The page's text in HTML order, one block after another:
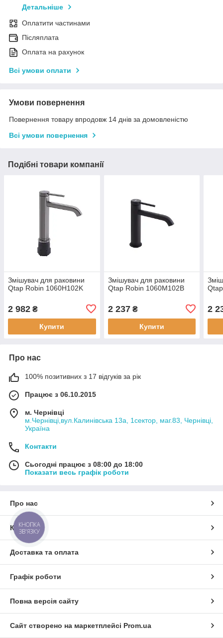
Детальніше
Оплатити частинами
Післяплата
Оплата на рахунок
Всі умови оплати
Умови повернення
Повернення товару впродовж 14 днів за домовленістю
Всі умови повернення
Подібні товари компанії
Змішувач для раковини
Qtap Robin 1060H102K
2 982 ₴
Купити
Змішувач для раковини
Qtap Robin 1060M102B
2 237₴
Купити
2
Про нас
100% позитивних з 17 відгуків за рік
Працює з 06.10.2015
м. Чернівці
м.Чернівці,вул.Калинівська 13а, 1сектор, маг.83, Чернівці,
Україна
Контакти
Сьогодні працює з 08:00 до 18:00
Показати весь графік роботи
Про нас
Контакти
Доставка та оплата
Графік роботи
Повна версія сайту
Сайт створено на маркетплейсі Prom.ua
КНОПКА
ЗВ'ЯЗКУ